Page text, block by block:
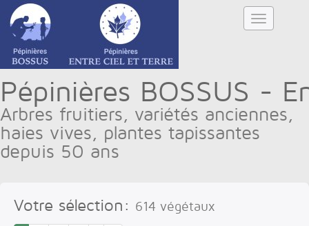
Pépinières BOSSUS -
Arbres fruitiers, variétés anciennes,
haies vives, plantes tapissantes
depuis 50 ans
Votre sélection: 614 végétaux